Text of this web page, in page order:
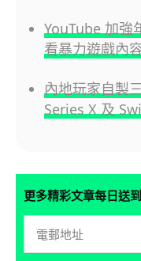
YouTube 加
看暴力遊戲內
內地玩家自製
Series X 及
更多精彩文章每日送